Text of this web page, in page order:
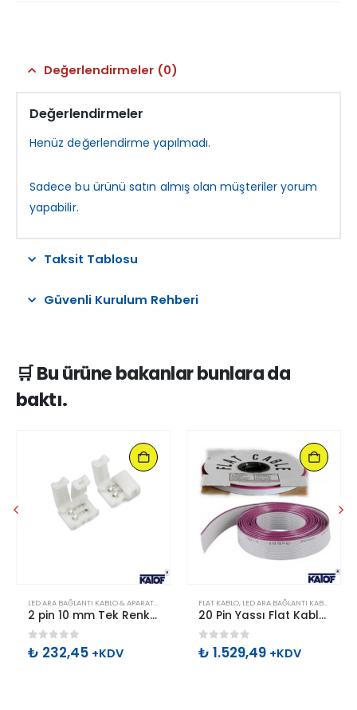
Değerlendirmeler (0)
Değerlendirmeler
Henüz değerlendirme yapılmadı.
Sadece bu ürünü satın almış olan müşteriler yorum
yapabilir.
Taksit Tablosu
Güvenli Kurulum Rehberi
🛒 Bu ürüne bakanlar bunlara da
baktı.
LED ARA BAĞLANTI KABLO & APARATLARI TEK RENK LED BAĞLANTI APARATLARI
2 pin 10 mm Tek Renk Şerit Led lehimsiz bağlantı aparatı
0 out of 5
₺ 232,45 +KDV
FLAT KABLO, LED ARA BAĞLANTI KABLO & APARATLARI
20 Pin Yassı Flat Kablo 28 AWG (76.5 Metre – 1 Rulo)
0 out of 5
₺ 1.529,49 +KDV